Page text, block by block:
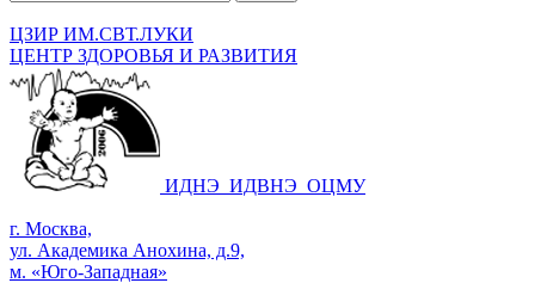
ЦЗИР ИМ.СВТ.ЛУКИ
ЦЕНТР ЗДОРОВЬЯ И РАЗВИТИЯ
ИДНЭ ИДВНЭ ОЦМУ
г. Москва,
ул. Академика Анохина, д.9,
м. «Юго-Западная»